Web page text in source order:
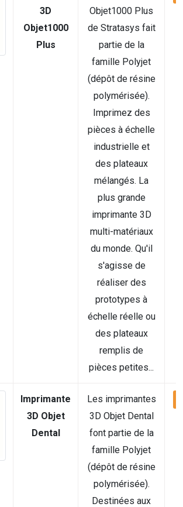
3D
Objet1000
Plus
Objet1000 Plus
de Stratasys fait
partie de la
famille Polyjet
(dépôt de résine
polymérisée).
Imprimez des
pièces à échelle
industrielle et
des plateaux
mélangés. La
plus grande
imprimante 3D
multi-matériaux
du monde. Qu'il
s'agisse de
réaliser des
prototypes à
échelle réelle ou
des plateaux
remplis de
pièces petites...
Imprimante
3D Objet
Dental
Les imprimantes
3D Objet Dental
font partie de la
famille Polyjet
(dépôt de résine
polymérisée).
Destinées aux